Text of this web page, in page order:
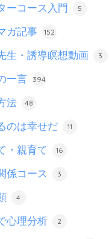
ーコース入門 5
ガ記事 152
生・誘導瞑想動画 3
一言 394
法 48
のは幸せだ 11
・親育て 16
係コース 3
4
心理分析 2